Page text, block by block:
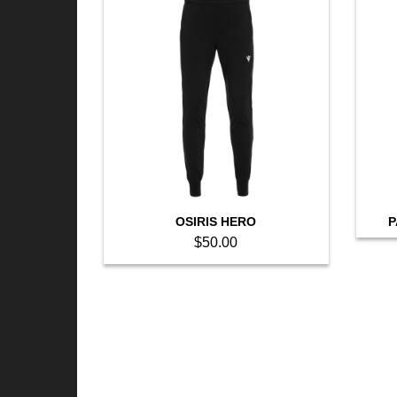
OSIRIS HERO
$50.00
This